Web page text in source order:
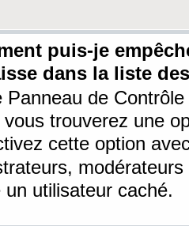
puis-je
dans la liste
Panneau de
vous trouverez une
cette option
un utilisateur caché.